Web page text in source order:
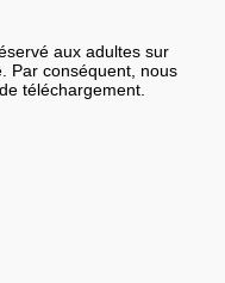
aux adultes sur
Par conséquent, nous
téléchargement.